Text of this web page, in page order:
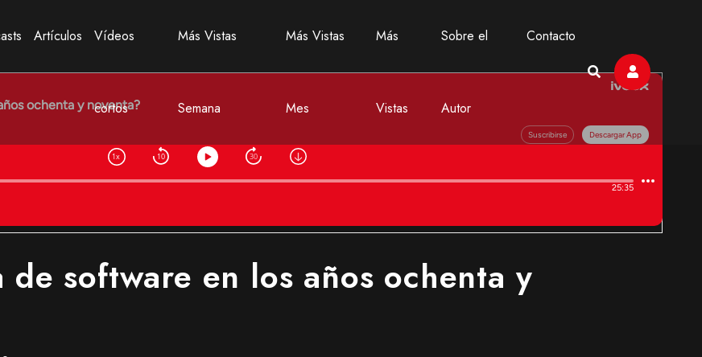
Artículos Vídeos
cortos
Más Vistas
Semana
Más Vistas
Mes
Más
Vistas
Sobre el
Autor
Contacto
software en los años ochenta y